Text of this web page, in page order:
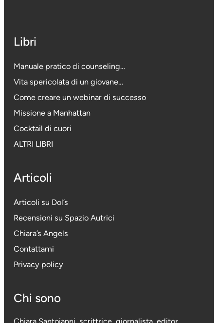
Libri
Manuale pratico di counseling…
Vita spericolata di un giovane…
Come creare un webinar di successo
Missione a Manhattan
Cocktail di cuori
ALTRI LIBRI
Articoli
Articoli su Dol’s
Recensioni su Spazio Autrici
Chiara’s Angels
Contattami
Privacy policy
Chi sono